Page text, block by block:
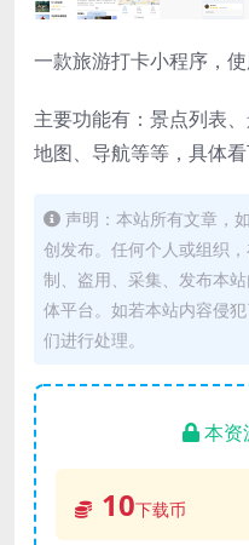
一款旅游打卡小程序，
主要功能有：景点列表
地图、导航等等，具体看
声明：本站所有文章，
创发布。任何个人或组织
制、盗用、采集、发布本
体平台。如若本站内容侵
们进行处理。
本资
10下载币